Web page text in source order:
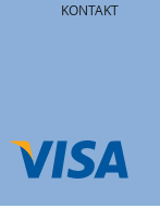
KONTAKT